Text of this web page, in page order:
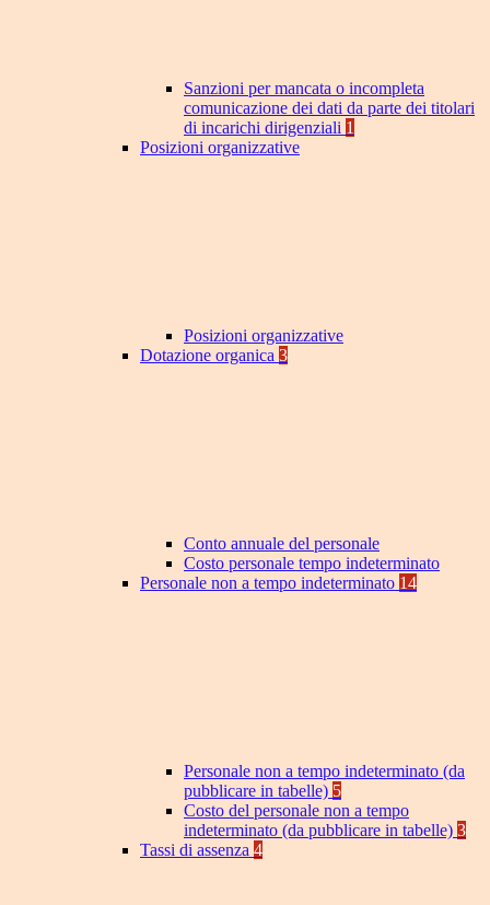
Sanzioni per mancata o incompleta
comunicazione dei dati da parte dei titolari
di incarichi dirigenziali 1
Posizioni organizzative
Posizioni organizzative
Dotazione organica 3
Conto annuale del personale
Costo personale tempo indeterminato
Personale non a tempo indeterminato 14
Personale non a tempo indeterminato (da
pubblicare in tabelle) 5
Costo del personale non a tempo
indeterminato (da pubblicare in tabelle) 3
Tassi di assenza 4